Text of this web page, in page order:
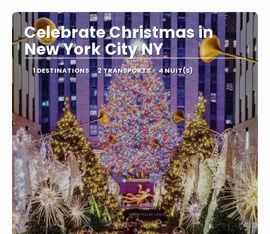
Celebrate Christmas in
New York City NY
1 DESTINATIONS 2 TRANSPORTS 4 NUIT(S)